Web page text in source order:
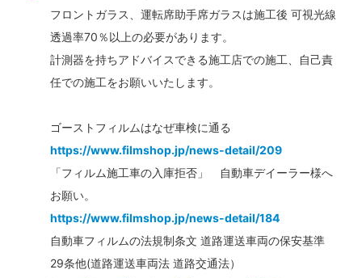
フロントガラス、運転席助手席ガラスは施工後 可視光線
透過率70％以上の必要があります。
計測器を持ちアドバイスできる施工店での施工、自己責
任での施工をお願いいたします。
ゴーストフィルムはなぜ車検に通る
https://www.filmshop.jp/news-detail/209
「フィルム施工車の入庫拒否」 自動車デイーラー様へ
お願い。
https://www.filmshop.jp/news-detail/184
自動車フィルムの法規制条文 道路運送車両の保安基準
29条他(道路運送車両法 道路交通法）